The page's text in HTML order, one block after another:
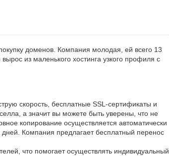
доменов. Компания молодая, ей всего 13
из маленького хостинга узкого профиля с
скорость, бесплатные SSL-сертификаты и
а значит вы можете быть уверены, что не
копирование осуществляется автоматически
Компания предлагает бесплатный перенос
что помогает осуществлять индивидуальный